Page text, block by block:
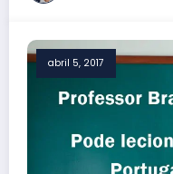
abril 5, 2017